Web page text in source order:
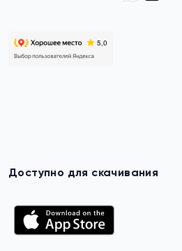
Доступно для скачивания